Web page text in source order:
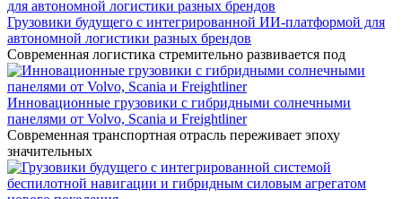
Грузовики будущего с интегрированной ИИ-платформой для
автономной логистики разных брендов
Современная логистика стремительно развивается под
Инновационные грузовики с гибридными солнечными
панелями от Volvo, Scania и Freightliner
Современная транспортная отрасль переживает эпоху
значительных